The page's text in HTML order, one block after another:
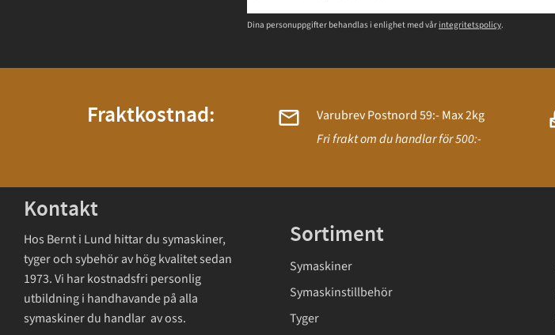
Dina personuppgifter behandlas i enlighet med vår integritetspolicy.
Fraktkostnad:
Varubrev Postnord 59:- Max 2kg
Fri frakt om du handlar för 500:-
Kontakt
Hos Bernt i Lund hittar du symaskiner,
tyger och sybehör av hög kvalitet sedan
1973. Vi har kostnadsfri personlig
utbildning i handhavande på alla
symaskiner du handlar av oss.
Sortiment
Symaskiner
Symaskinstillbehör
Tyger